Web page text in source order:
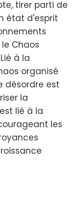
tirer parti de
état d'esprit
Chaos
à la
organisé
désordre est
la
lié à la
les